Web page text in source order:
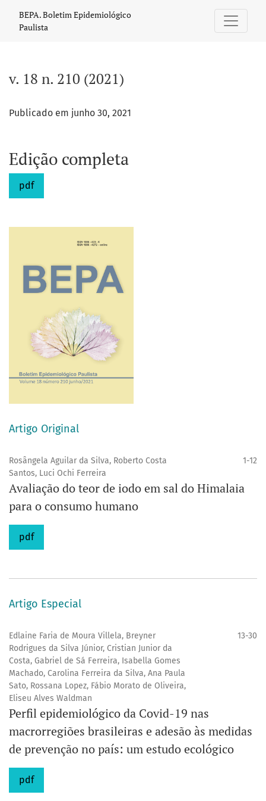
BEPA. Boletim Epidemiológico
Paulista
v. 18 n. 210 (2021)
Publicado em junho 30, 2021
Edição completa
pdf
Artigo Original
Rosângela Aguilar da Silva, Roberto Costa
Santos, Luci Ochi Ferreira
1-12
Avaliação do teor de iodo em sal do Himalaia
para o consumo humano
pdf
Artigo Especial
Edlaine Faria de Moura Villela, Breyner
Rodrigues da Silva Júnior, Cristian Junior da
Costa, Gabriel de Sá Ferreira, Isabella Gomes
Machado, Carolina Ferreira da Silva, Ana Paula
Sato, Rossana Lopez, Fábio Morato de Oliveira,
Eliseu Alves Waldman
13-30
Perfil epidemiológico da Covid-19 nas
macrorregiões brasileiras e adesão às medidas
de prevenção no país: um estudo ecológico
pdf